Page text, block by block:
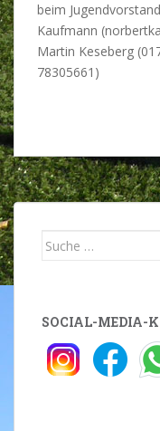
beim
Kaufmann
Martin Keseberg
78305661)
Suche
SOCIAL-MEDIA-